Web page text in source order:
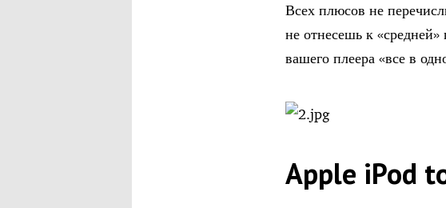
Всех плюсов не
не отнесешь к
вашего плеера «все в
Apple iPod